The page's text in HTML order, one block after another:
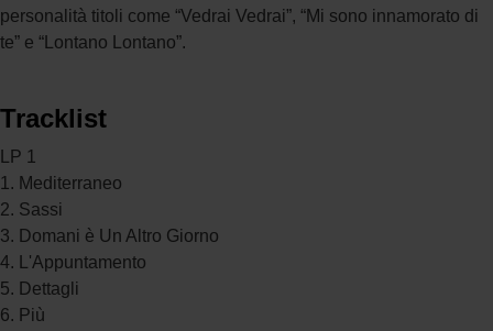
personalità titoli come “Vedrai Vedrai”, “Mi sono innamorato di
te” e “Lontano Lontano”.
Tracklist
LP 1
1. Mediterraneo
2. Sassi
3. Domani è Un Altro Giorno
4. L'Appuntamento
5. Dettagli
6. Più